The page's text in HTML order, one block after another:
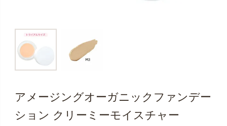
アメージングオーガニックファンデー
ション クリーミーモイスチャー